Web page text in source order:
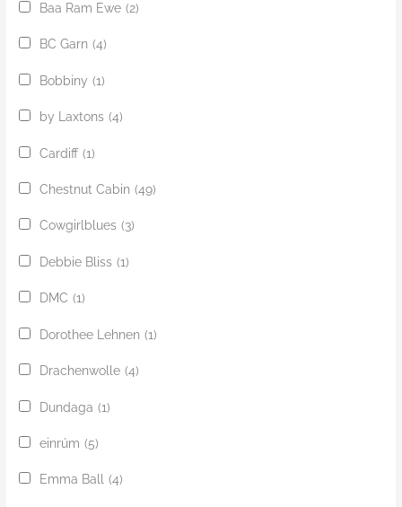
Baa Ram Ewe (2)
BC Garn (4)
Bobbiny (1)
by Laxtons (4)
Cardiff (1)
Chestnut Cabin (49)
Cowgirlblues (3)
Debbie Bliss (1)
DMC (1)
Dorothee Lehnen (1)
Drachenwolle (4)
Dundaga (1)
einrúm (5)
Emma Ball (4)